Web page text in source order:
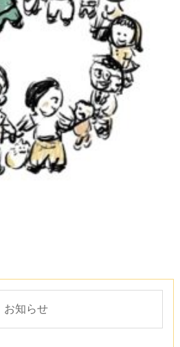
お知らせ